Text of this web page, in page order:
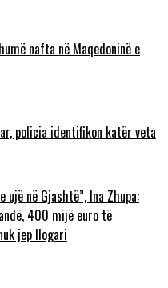
nafta në Maqedoninë e
policia identifikon katër veta
në Gjashtë”, Ina Zhupa:
400 mijë euro të
jep llogari